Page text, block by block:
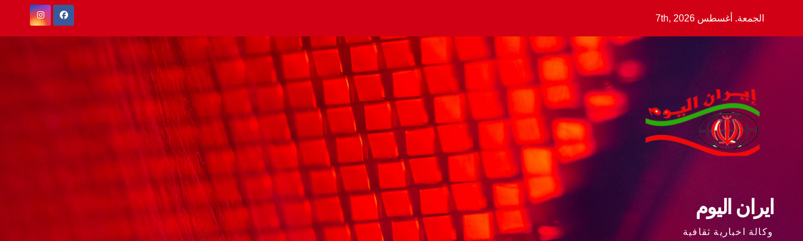
الجمعة. أغسطس 7th, 2026
ايران اليوم
وكالة اخبارية ثقافية